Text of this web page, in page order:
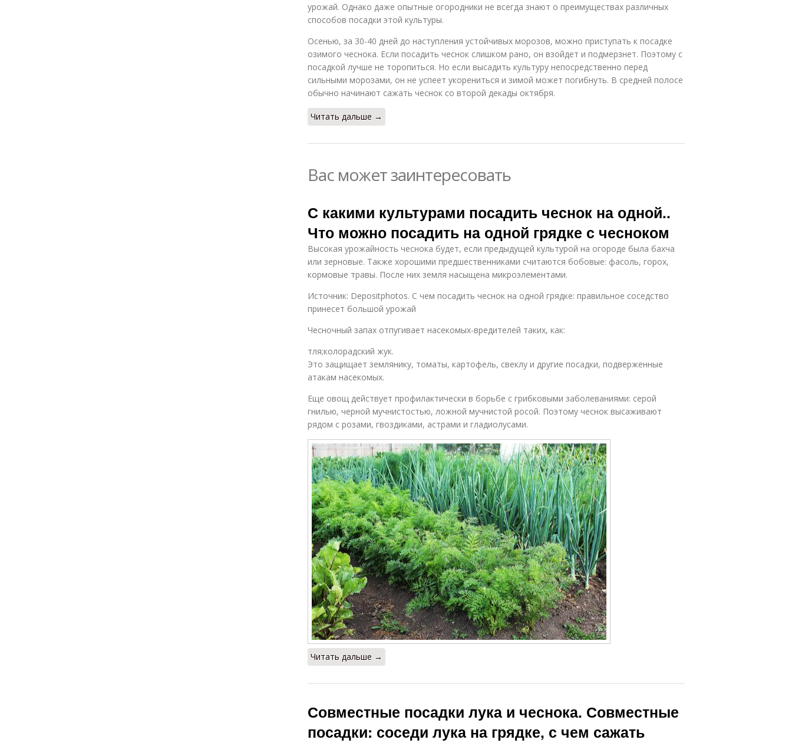
урожай. Однако даже опытные огородники не всегда знают о преимуществах различных
способов посадки этой культуры.
Осенью, за 30-40 дней до наступления устойчивых морозов, можно приступать к посадке
озимого чеснока. Если посадить чеснок слишком рано, он взойдет и подмерзнет. Поэтому с
посадкой лучше не торопиться. Но если высадить культуру непосредственно перед
сильными морозами, он не успеет укорениться и зимой может погибнуть. В средней полосе
обычно начинают сажать чеснок со второй декады октября.
Читать дальше →
Вас может заинтересовать
С какими культурами посадить чеснок на одной..
Что можно посадить на одной грядке с чесноком
Высокая урожайность чеснока будет, если предыдущей культурой на огороде была бахча
или зерновые. Также хорошими предшественниками считаются бобовые: фасоль, горох,
кормовые травы. После них земля насыщена микроэлементами.
Источник: Depositphotos. С чем посадить чеснок на одной грядке: правильное соседство
принесет большой урожай
Чесночный запах отпугивает насекомых-вредителей таких, как:
тля;колорадский жук.
Это защищает землянику, томаты, картофель, свеклу и другие посадки, подверженные
атакам насекомых.
Еще овощ действует профилактически в борьбе с грибковыми заболеваниями: серой
гнилью, черной мучнистостью, ложной мучнистой росой. Поэтому чеснок высаживают
рядом с розами, гвоздиками, астрами и гладиолусами.
Читать дальше →
Совместные посадки лука и чеснока. Совместные
посадки: соседи лука на грядке, с чем сажать